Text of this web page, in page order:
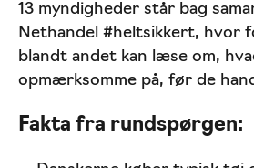
13 myndigheder står bag
Nethandel #heltsikkert, hvor
blandt andet kan læse om,
opmærksomme på, før de
Fakta fra rundspørgen: